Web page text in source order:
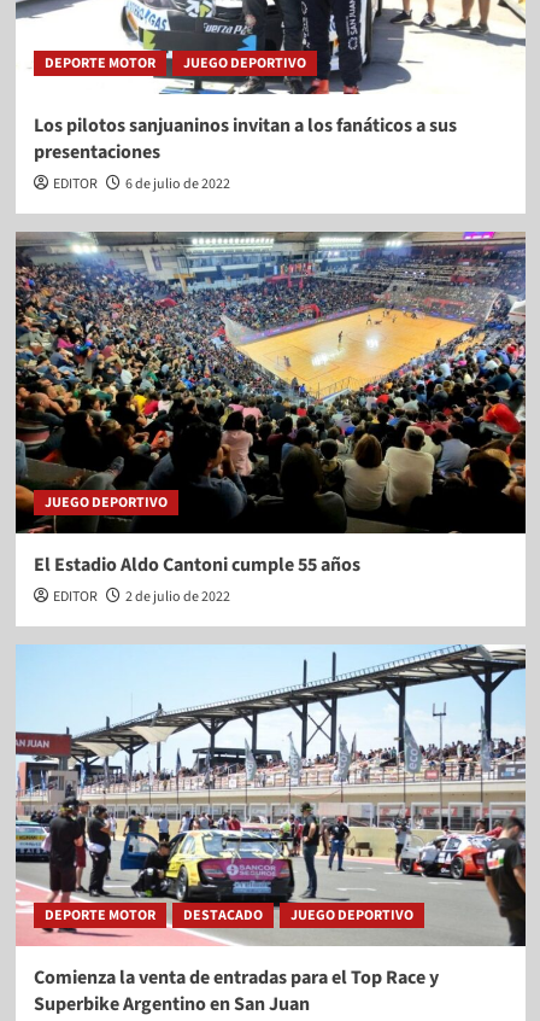
DEPORTE MOTOR JUEGO DEPORTIVO
Los pilotos sanjuaninos invitan a los fanáticos a sus
presentaciones
EDITOR 6 de julio de 2022
JUEGO DEPORTIVO
El Estadio Aldo Cantoni cumple 55 años
EDITOR 2 de julio de 2022
DEPORTE MOTOR DESTACADO JUEGO DEPORTIVO
Comienza la venta de entradas para el Top Race y
Superbike Argentino en San Juan